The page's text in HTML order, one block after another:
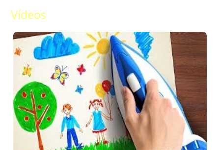
Vídeos